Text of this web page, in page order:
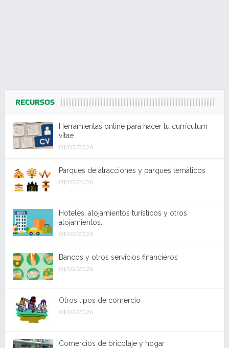
RECURSOS
Herramientas online para hacer tu currículum
vítae
01/02/2026
Parques de atracciones y parques temáticos
01/02/2026
Hoteles, alojamientos turísticos y otros
alojamientos.
01/02/2026
Bancos y otros servicios financieros
01/02/2026
Otros tipos de comercio
01/02/2026
Comercios de bricolaje y hogar